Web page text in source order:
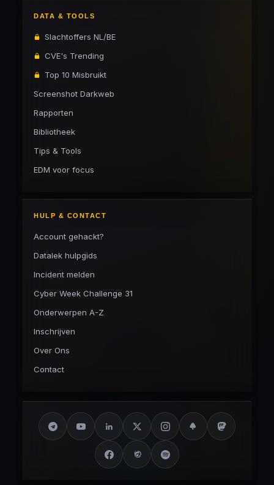
DATA & TOOLS
Slachtoffers NL/BE
CVE's Trending
Top 10 Misbruikt
Screenshot Darkweb
Rapporten
Bibliotheek
Tips & Tools
EDM voor focus
HULP & CONTACT
Account gehackt?
Datalek hulpgids
Incident melden
Cyber Week Challenge 31
Onderwerpen A-Z
Inschrijven
Over Ons
Contact